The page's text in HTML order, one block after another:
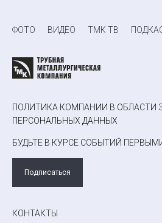
ФОТО ВИДЕО ТМК ТВ
ПОЛИТИКА КОМПАНИИ В ОБЛАСТИ
ПЕРСОНАЛЬНЫХ ДАННЫХ
БУДЬТЕ В КУРСЕ СОБЫТИЙ
Подписаться
КОНТАКТЫ